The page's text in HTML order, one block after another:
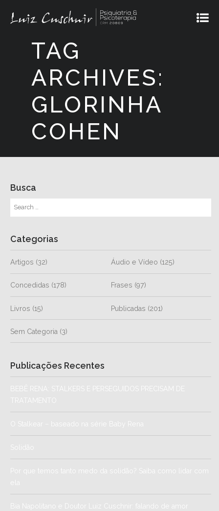
TAG
ARCHIVES:
GLORINHA
COHEN
Busca
Categorias
Artigos (32) Áudio e Vídeo (125)
Concedidas (178) Frases (97)
Livros (15) Publicadas (201)
Sem Categoria (3)
Publicações Recentes
BEBÊ RENA: STALKERS E PERSEGUIDOS PRECISAM DE
TRATAMENTO
O Stalkear – baseado na série Baby Rena
Solidão
Por que temos tanto medo da solidão? Saiba como lidar com
ela
Bia Napolitano e Doutor Luiz Cuschnir: falando de amor